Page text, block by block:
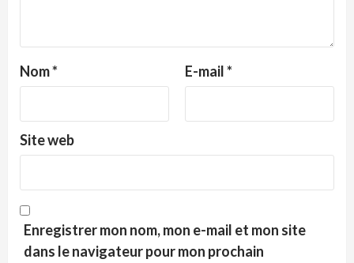
Nom* E-mail*
Site web
Enregistrer mon nom, mon e-mail et mon site
dans le navigateur pour mon prochain